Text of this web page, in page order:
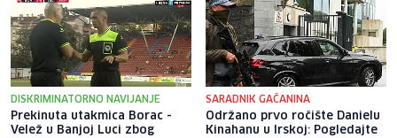
DISKRIMINATORNO NAVIJANJE
Prekinuta utakmica Borac -
Velež u Banjoj Luci zbog
SARADNIK GAČANINA
Održano prvo ročište Danielu
Kinahanu u Irskoj: Pogledajte